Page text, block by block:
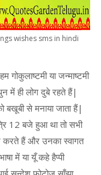
wishes sms in hindi
गोकुलाष्टमी या जन्माष्टमी
में ही लोग दुबे रहते हैं|
से मनाया जाता हैं|
12 बजे हुआ था तो सभी
हैं और उनका स्वागत
में या यूँ कहे हैप्पी